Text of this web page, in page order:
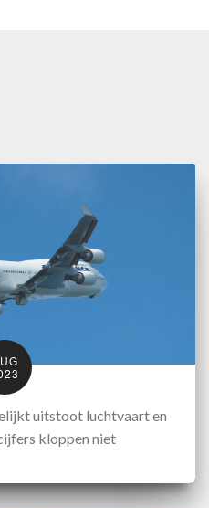
uitstoot luchtvaart en
kloppen niet